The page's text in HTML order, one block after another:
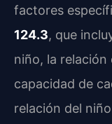
factores
124.3, que
niño, la relación
capacidad de
relación del